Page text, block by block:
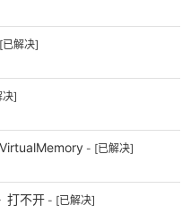
[已解决]
决]
- [已解决]
打不开 - [已解决]